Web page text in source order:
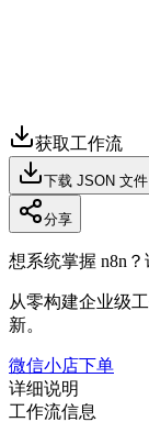
获取工作流
下载 JSON 文件
分享
想系统掌握 n8n
从零构建企业级
新。
微信小店下单
详细说明
工作流信息